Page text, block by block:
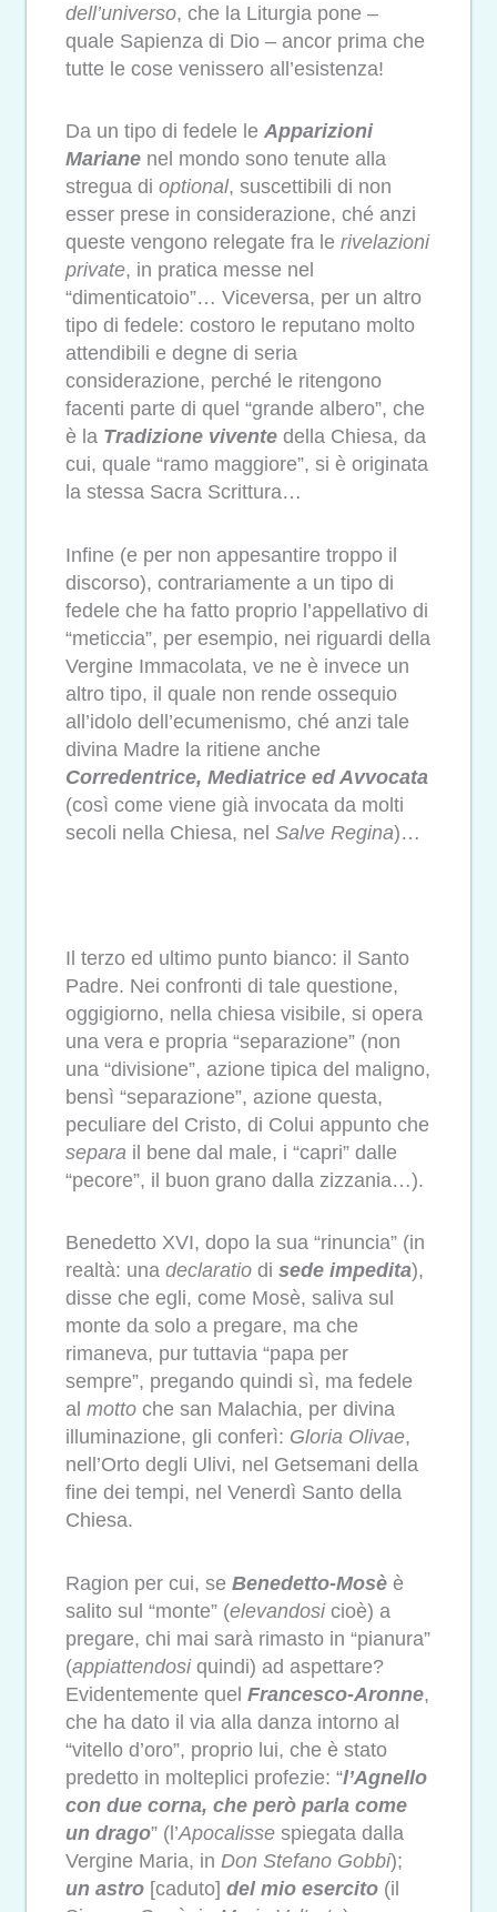
dell’universo, che la Liturgia pone –
quale Sapienza di Dio – ancor prima che
tutte le cose venissero all’esistenza!
Da un tipo di fedele le Apparizioni
Mariane nel mondo sono tenute alla
stregua di optional, suscettibili di non
esser prese in considerazione, ché anzi
queste vengono relegate fra le rivelazioni
private, in pratica messe nel
“dimenticatoio”… Viceversa, per un altro
tipo di fedele: costoro le reputano molto
attendibili e degne di seria
considerazione, perché le ritengono
facenti parte di quel “grande albero”, che
è la Tradizione vivente della Chiesa, da
cui, quale “ramo maggiore”, si è originata
la stessa Sacra Scrittura…
Infine (e per non appesantire troppo il
discorso), contrariamente a un tipo di
fedele che ha fatto proprio l’appellativo di
“meticcia”, per esempio, nei riguardi della
Vergine Immacolata, ve ne è invece un
altro tipo, il quale non rende ossequio
all’idolo dell’ecumenismo, ché anzi tale
divina Madre la ritiene anche
Corredentrice, Mediatrice ed Avvocata
(così come viene già invocata da molti
secoli nella Chiesa, nel Salve Regina)…
Il terzo ed ultimo punto bianco: il Santo
Padre. Nei confronti di tale questione,
oggigiorno, nella chiesa visibile, si opera
una vera e propria “separazione” (non
una “divisione”, azione tipica del maligno,
bensì “separazione”, azione questa,
peculiare del Cristo, di Colui appunto che
separa il bene dal male, i “capri” dalle
“pecore”, il buon grano dalla zizzania…).
Benedetto XVI, dopo la sua “rinuncia” (in
realtà: una declaratio di sede impedita),
disse che egli, come Mosè, saliva sul
monte da solo a pregare, ma che
rimaneva, pur tuttavia “papa per
sempre”, pregando quindi sì, ma fedele
al motto che san Malachia, per divina
illuminazione, gli conferì: Gloria Olivae,
nell’Orto degli Ulivi, nel Getsemani della
fine dei tempi, nel Venerdì Santo della
Chiesa.
Ragion per cui, se Benedetto-Mosè è
salito sul “monte” (elevandosi cioè) a
pregare, chi mai sarà rimasto in “pianura”
(appiattendosiquindi) ad aspettare?
Evidentemente quel Francesco-Aronne,
che ha dato il via alla danza intorno al
“vitello d’oro”, proprio lui, che è stato
predetto in molteplici profezie: “l’Agnello
con due corna, che però parla come
un drago” (l’Apocalisse spiegata dalla
Vergine Maria, in Don Stefano Gobbi);
un astro [caduto] del mio esercito (il